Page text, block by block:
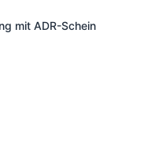
mit ADR-Schein